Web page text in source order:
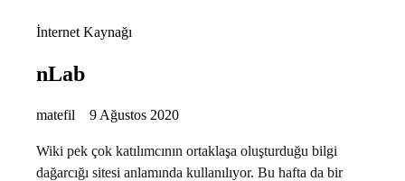
İnternet Kaynağı
nLab
matefil 9 Ağustos 2020
Wiki pek çok katılımcının ortaklaşa oluşturduğu bilgi
dağarcığı sitesi anlamında kullanılıyor. Bu hafta da bir